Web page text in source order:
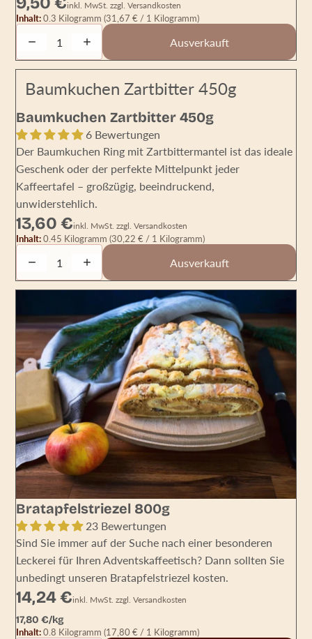
inkl. MwSt. zzgl. Versandkosten
Inhalt:0.3 Kilogramm(31,67 € / 1 Kilogramm)
Decrease quantityIncrease quantity Ausverkauft
Baumkuchen Zartbitter 450g
AUSVERKAUFT
Baumkuchen Zartbitter 450g
6 Bewertungen
Der Baumkuchen Ring mit Zartbittermantel ist das ideale
Geschenk oder der perfekte Mittelpunkt jeder
Kaffeertafel – großzügig, beeindruckend,
unwiderstehlich.
13,60 €inkl. MwSt. zzgl. Versandkosten
Inhalt:0.45 Kilogramm(30,22 € / 1 Kilogramm)
Decrease quantityIncrease quantity Ausverkauft
Bratapfelstriezel 800g
23 Bewertungen
Sind Sie immer auf der Suche nach einer besonderen
Leckerei für Ihren Adventskaffeetisch? Dann sollten Sie
unbedingt unseren Bratapfelstriezel kosten.
14,24 €
Grundpreis
17,80 €/kg
inkl. MwSt. zzgl. Versandkosten
Inhalt:0.8 Kilogramm(17,80 € / 1 Kilogramm)